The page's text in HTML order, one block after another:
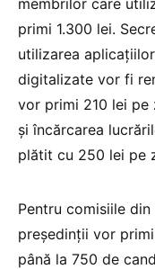
primi 1.300 lei.
utilizarea
digitalizate vor fi
vor primi 210 lei pe
și încărcarea
plătit cu 250 lei pe
Pentru comisiile
președinții vor
până la 750 de